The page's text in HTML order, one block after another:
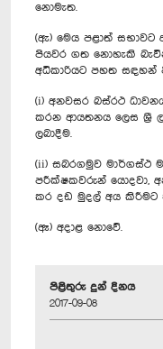
නොමැත.
(ඇ) මෙය පළාත් සභාවට
පියවර ගත නොහැකි
අධිකාරියට පහත සඳහන්
(i) අනවසර බස්රථ
කරන ආයතනය ලෙස ශ්‍රී
ලබාදීම.
(ii) සබරගමුව මාර්ගස්ථ
පරීක්ෂකවරුන් යොදවා,
කර දඩ මුදල් අය කිරීමට
(ඈ) අදාළ නොවේ.
පිළිතුරු දුන් දිනය
2017-09-08